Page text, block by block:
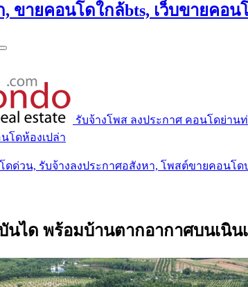
ขายคอนโดใกล้bts, เว็บขายคอ
รับจ้างโพส ลงประกาศ คอนโดย่าน
โดห้องเปล่า
ด่วน, รับจ้างลงประกาศอสังหา, โพสต์ขายคอนโด
ได พร้อมบ้านตากอากาศบนเนิน